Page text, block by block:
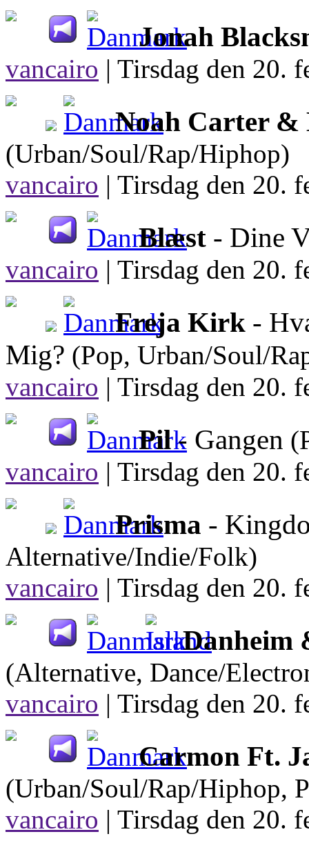
Jonah
vancairo | Tirsdag den 20.
Noah Carter &
(Urban/Soul/Rap/Hiphop)
vancairo | Tirsdag den 20.
Blæst - Dine
vancairo | Tirsdag den 20.
Freja Kirk -
Mig? (Pop, Urban/Soul/
vancairo | Tirsdag den 20.
Pil- Gangen
vancairo | Tirsdag den 20.
Prisma -
Alternative/Indie/Folk)
vancairo | Tirsdag den 20.
Danheim
(Alternative, Dance/
vancairo | Tirsdag den 20.
Carmon Ft.
(Urban/Soul/Rap/Hiphop,
vancairo | Tirsdag den 20.